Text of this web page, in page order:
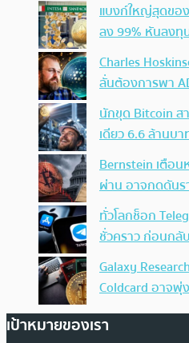
แบงก์ใหญ่สุดขอ
ลง 99% หันลงทุ
Charles
ลั่นต้องการพา
นักขุด Bitcoin ส
เดียว 6.6 ล้านบ
Bernstein เตือน
ผ่าน อาจกดดันร
ทั่วโลกช็อก
ชั่วคราว ก่อนกลั
Galaxy
Coldcard อาจพุ่
เป้าหมายของเรา